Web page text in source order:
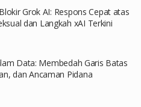
Grok AI: Respons Cepat atas
dan Langkah xAI Terkini
Data: Membedah Garis Batas
dan Ancaman Pidana